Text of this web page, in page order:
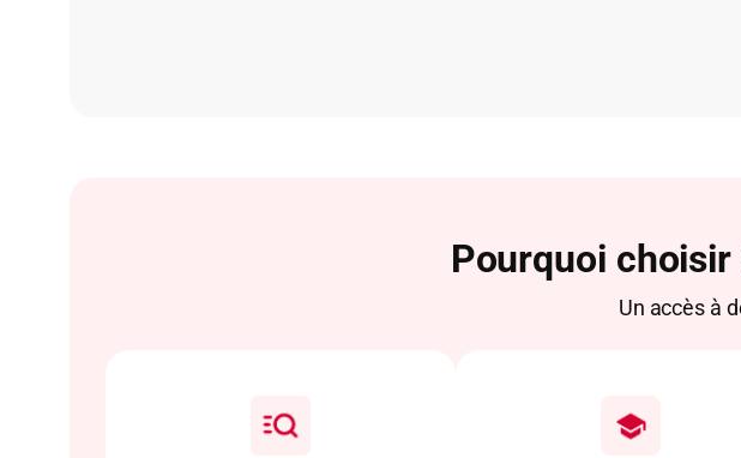
Pourquoi choisir
Un accès à